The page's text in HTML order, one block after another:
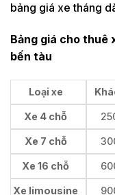
bảng giá xe tháng
Bảng giá cho thuê
bến tàu
Loại xe
Xe 4 chỗ
Xe 7 chỗ
Xe 16 chỗ
Xe limousine